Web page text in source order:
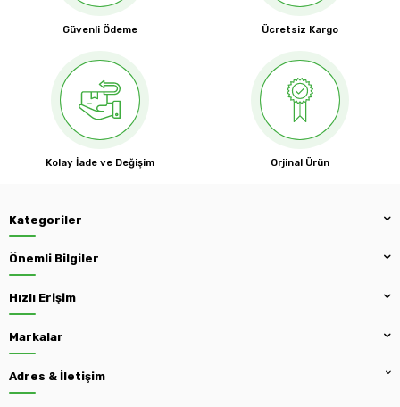
Güvenli Ödeme Ücretsiz Kargo
Kolay İade ve Değişim Orjinal Ürün
Kategoriler
Önemli Bilgiler
Hızlı Erişim
Markalar
Adres & İletişim